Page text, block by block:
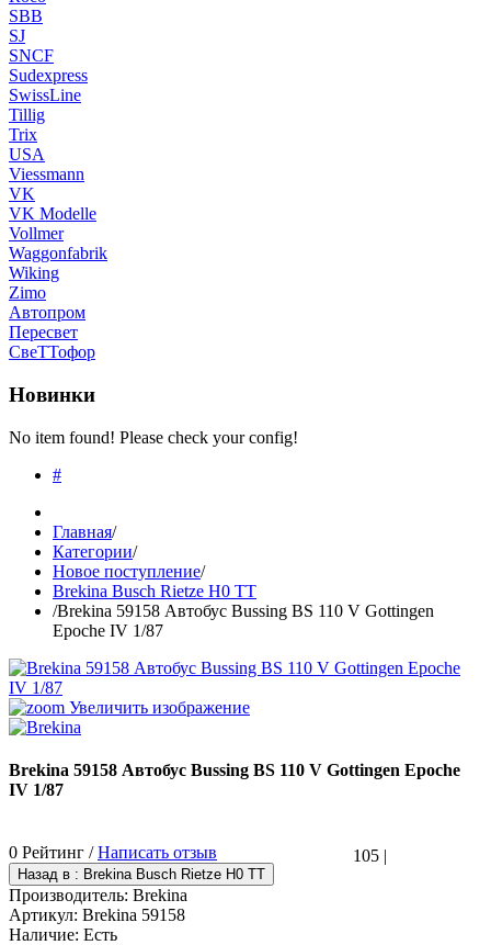
SBB
SJ
SNCF
Sudexpress
SwissLine
Tillig
Trix
USA
Viessmann
VK
VK Modelle
Vollmer
Waggonfabrik
Wiking
Zimo
Автопром
Пересвет
СвеТТофор
Новинки
No item found! Please check your config!
#
Главная/
Категории/
Новое поступление/
Brekina Busch Rietze H0 TT
/Brekina 59158 Автобус Bussing BS 110 V Gottingen
Epoche IV 1/87
Увеличить изображение
Brekina 59158 Автобус Bussing BS 110 V Gottingen Epoche
IV 1/87
105 |
0 Рейтинг /Написать отзыв
Производитель: Brekina
Артикул: Brekina 59158
Наличие: Есть